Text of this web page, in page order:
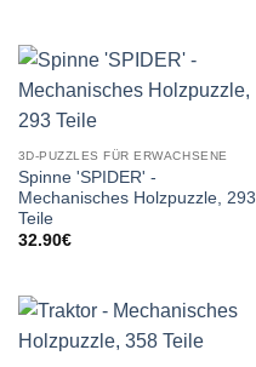
3D-PUZZLES FÜR ERWACHSENE
Spinne 'SPIDER' -
Mechanisches Holzpuzzle, 293
Teile
32.90€